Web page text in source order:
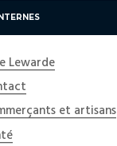
Lewarde
et artisans